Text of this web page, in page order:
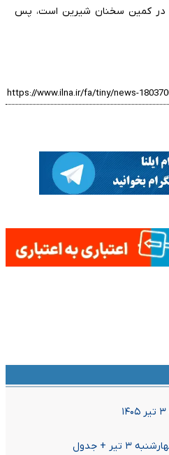
در کمین سخنان شیرین است، پس
+ جدول